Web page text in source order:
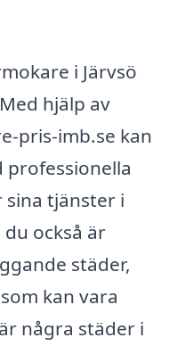
i Järvsö
hjälp av
pris-imb.se kan
professionella
tjänster i
också är
städer,
kan vara
några städer i